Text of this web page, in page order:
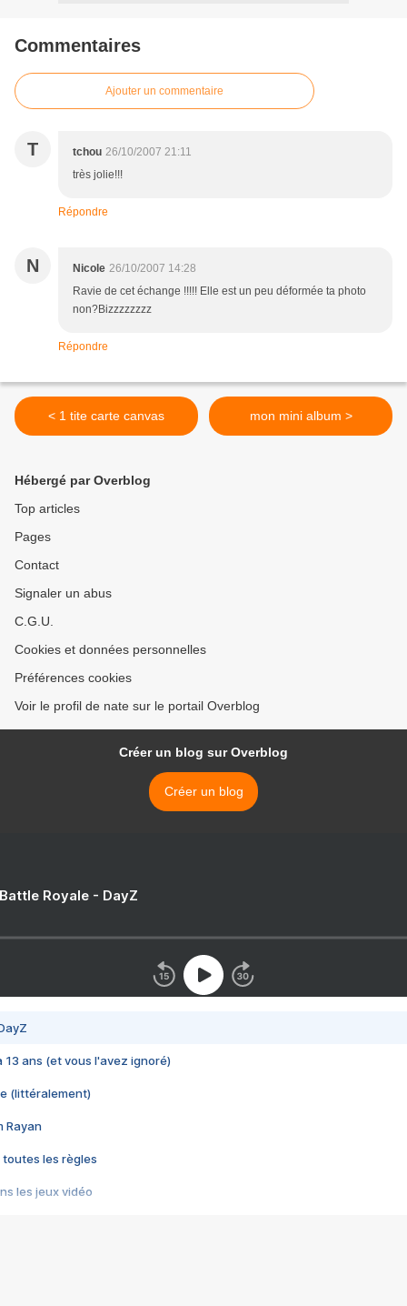
Commentaires
Ajouter un commentaire
T tchou 26/10/2007 21:11
très jolie!!!
Répondre
N Nicole 26/10/2007 14:28
Ravie de cet échange !!!!! Elle est un peu déformée ta photo
non?Bizzzzzzzz
Répondre
< 1 tite carte canvas mon mini album >
Hébergé par Overblog
Top articles
Pages
Contact
Signaler un abus
C.G.U.
Cookies et données personnelles
Préférences cookies
Voir le profil de nate sur le portail Overblog
Créer un blog sur Overblog
Créer un blog
Royale - DayZ
13 ans (et vous l'avez ignoré)
(littéralement)
Rayan
toutes les règles
les jeux vidéo